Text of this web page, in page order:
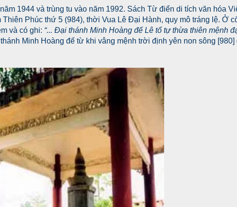
1944 và trùng tu vào năm 1992. Sách Từ điển di tích văn hóa
Phúc thứ 5 (984), thời Vua Lê Đại Hành, quy mô tráng lệ. Ở
và có ghi: “... Đại thánh Minh Hoàng đế Lê tổ tự thừa thiên mệnh
Minh Hoàng đế từ khi vâng mệnh trời định yên non sông [980]